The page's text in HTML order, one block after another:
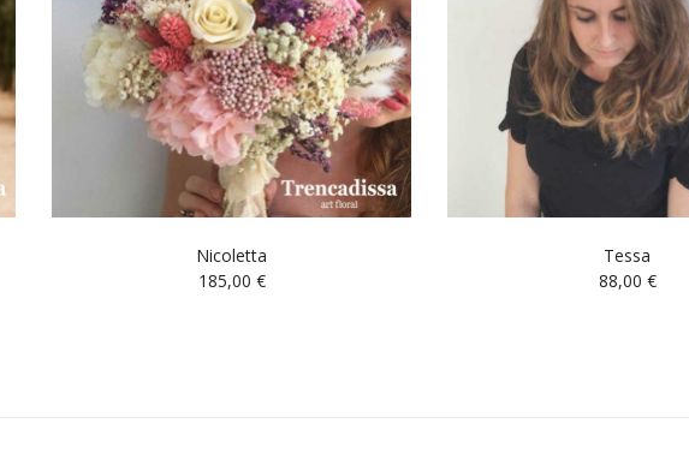
Nicoletta
185,00 €
Tessa
88,00 €